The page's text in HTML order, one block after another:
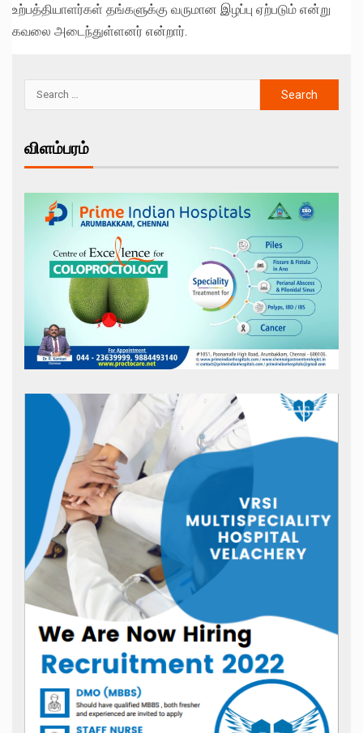
உற்பத்தியாளர்கள் தங்களுக்கு வருமான இழப்பு ஏற்படும் என்று
கவலை அடைந்துள்ளனர் என்றார்.
விளம்பரம்